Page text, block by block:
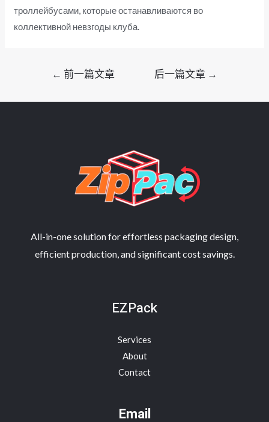
троллейбусами, которые останавливаются во
коллективной невзгоды клуба.
导
← 前一篇文章 后一篇文章 →
All-in-one solution for effortless packaging design,
efficient production, and significant cost savings.
EZPack
Services
About
Contact
Email